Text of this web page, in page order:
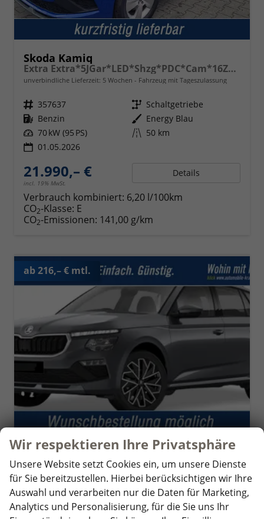
Skoda Kamiq
Extra Extra*5JGar*LED*Shzg*PDC*Cam*16Zoll*ACA*
unverbindliche Lieferzeit: 5 Wochen Fahrzeug mit Tageszulassung
Fahrzeugnr. 357637 Getriebe Schaltgetriebe
Kraftstoff Benzin Außenfarbe Energy Blau
Leistung 70 kW (95 PS) Kilometerstand 50 km
01.05.2026
21.990,– €
incl. 19% MwSt.
Details
Verbrauch kombiniert: 6,20 l/100km
CO2-Klasse: E
CO2-Emissionen: 141,00 g/km
ab 216,– € mtl.
Skoda Kamiq
Selection Klimaautomatik Voll-LED-Scheinwerfer Tempomat
unverbindliche Lieferzeit: 6 Monate Neuwagen mit Tageszulassung
Fahrzeugnr. 345857 GetriebeSchalt. 6-Gang
Kraftstoff Benzin Leistung 85 kW (116 PS)
Wir respektieren Ihre Privatsphäre
Unsere Website setzt Cookies ein, um unsere Dienste
für Sie bereitzustellen. Hierbei berücksichtigen wir Ihre
Auswahl und verarbeiten nur die Daten für Marketing,
Analytics und Personalisierung, für die Sie uns Ihr